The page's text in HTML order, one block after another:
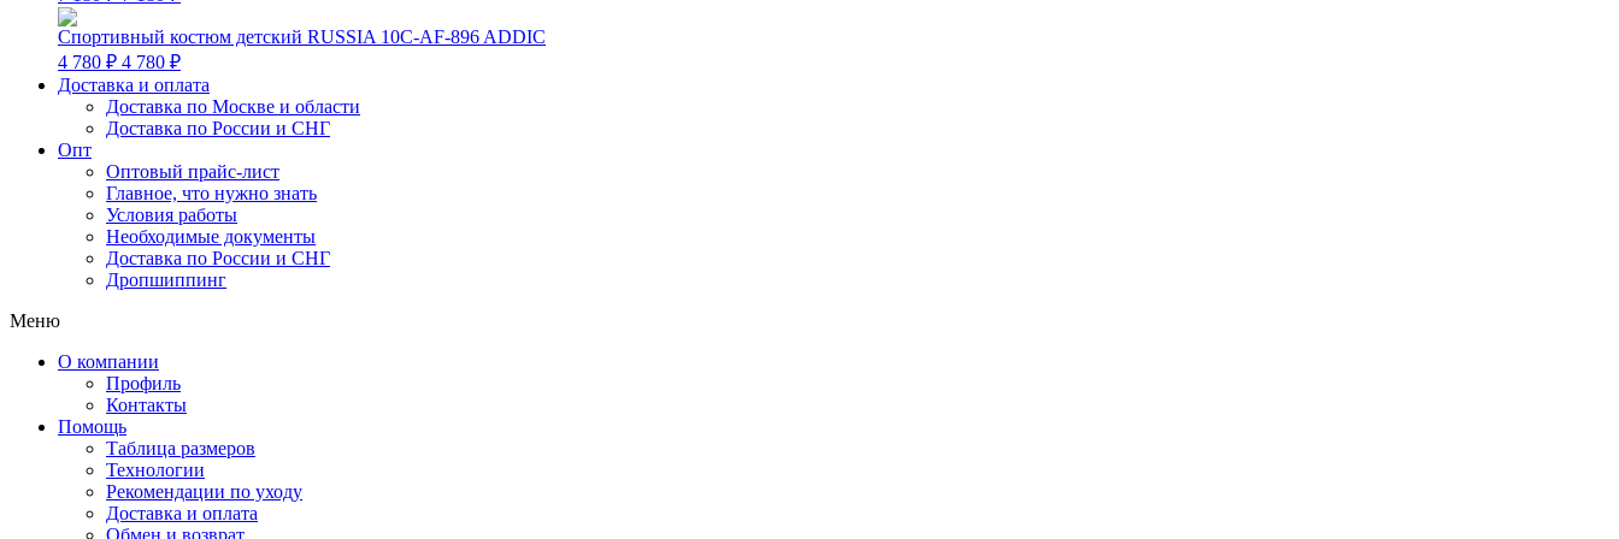
Спортивный костюм детский RUSSIA 10C-AF-896 ADDIC
4 780 ₽ 4 780 ₽
Доставка и оплата
Доставка по Москве и области
Доставка по России и СНГ
Опт
Оптовый прайс-лист
Главное, что нужно знать
Условия работы
Необходимые документы
Доставка по России и СНГ
Дропшиппинг
Меню
О компании
Профиль
Контакты
Помощь
Таблица размеров
Технологии
Рекомендации по уходу
Доставка и оплата
Обмен и возврат